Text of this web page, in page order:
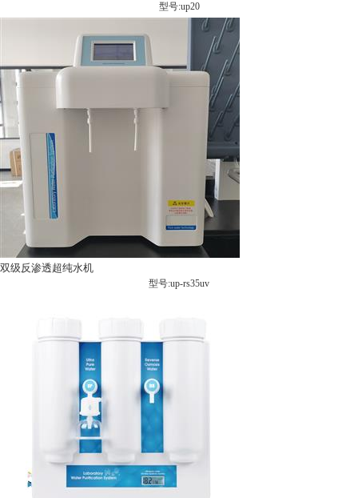
型号:up20
双级反渗透超纯水机
型号:up-rs35uv